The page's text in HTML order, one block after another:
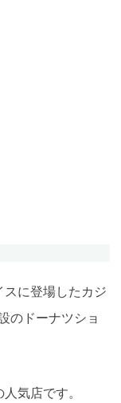
に登場したカジ
のドーナツショ
人気店です。